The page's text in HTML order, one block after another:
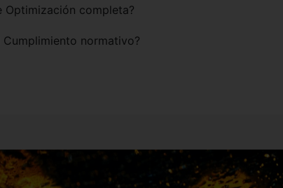
Optimización completa?
normativo?